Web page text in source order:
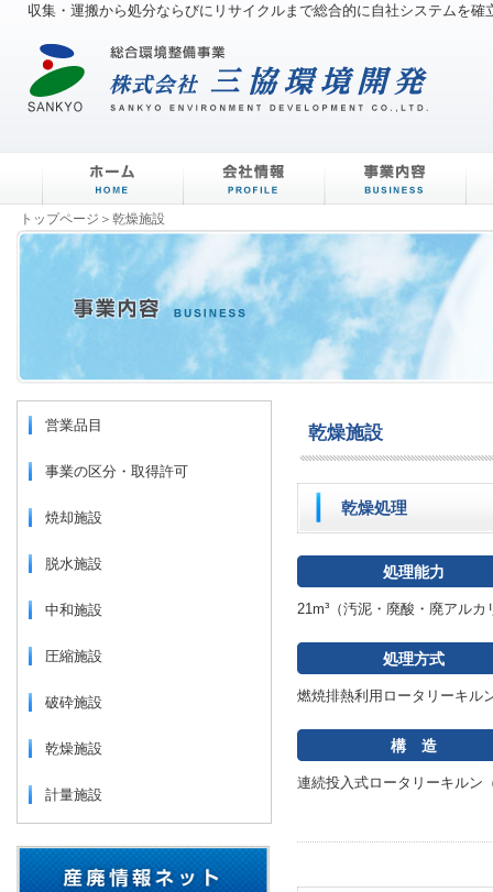
収集・運搬から処分ならびにリサイクルまで総合的に自社システムを
ホーム
トップページ＞ 乾燥施設
営業品目
事業の区分・取得許可
焼却施設
脱水施設
中和施設
圧縮施設
破砕施設
乾燥施設
計量施設
乾燥施設
乾燥処理
処理能力
21m³（汚泥・廃酸・廃アルカ
処理方式
燃焼排熱利用ロータリーキル
構 造
連続投入式ロータリーキルン